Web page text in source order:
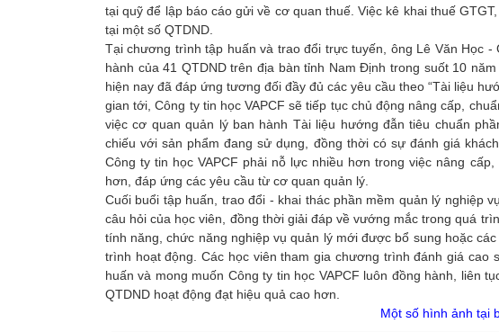
tại quỹ để lập báo cáo gửi về cơ quan thuế. Việc kê khai thuế
tại một số QTDND.
Tại chương trình tập huấn và trao đổi trực tuyến, ông Lê Văn Học
hành của 41 QTDND trên địa bàn tỉnh Nam Định trong suốt 10
hiện nay đã đáp ứng tương đối đầy đủ các yêu cầu theo “Tài liệu
gian tới, Công ty tin học VAPCF sẽ tiếp tục chủ động nâng cấp,
việc cơ quan quản lý ban hành Tài liệu hướng đẫn tiêu chuẩn
chiếu với sản phẩm đang sử dụng, đồng thời có sự đánh giá
Công ty tin học VAPCF phải nỗ lực nhiều hơn trong việc nâng
hơn, đáp ứng các yêu cầu từ cơ quan quản lý.
Cuối buổi tập huấn, trao đổi - khai thác phần mềm quản lý nghiệp
câu hỏi của học viên, đồng thời giải đáp về vướng mắc trong quá
tính năng, chức năng nghiệp vụ quản lý mới được bổ sung hoặc
trình hoạt động. Các học viên tham gia chương trình đánh giá cao
huấn và mong muốn Công ty tin học VAPCF luôn đồng hành, liên
QTDND hoạt động đạt hiệu quả cao hơn.
Một số hình ảnh tại